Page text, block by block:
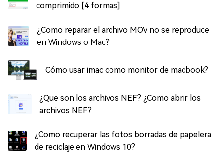
comprimido [4 formas]
¿Como reparar el archivo MOV no se reproduce
en Windows o Mac?
Cómo usar imac como monitor de macbook?
¿Que son los archivos NEF? ¿Como abrir los
archivos NEF?
¿Como recuperar las fotos borradas de papelera
de reciclaje en Windows 10?